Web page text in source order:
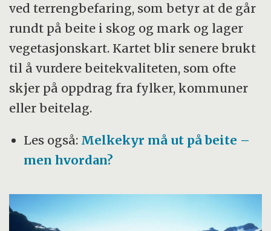
ved terrengbefaring, som betyr at de går
rundt på beite i skog og mark og lager
vegetasjonskart. Kartet blir senere brukt
til å vurdere beitekvaliteten, som ofte
skjer på oppdrag fra fylker, kommuner
eller beitelag.
Les også: Melkekyr må ut på beite –
men hvordan?